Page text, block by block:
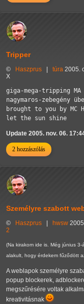
Tripper
© Haszprus túra 2005.
X
giga-mega-tripping MA
nagymaros-zebegény
brought to you by MC
let the sun shine
Update 2005. nov. 06.
2 hozzászólás
Személyre szabott
© Haszprus hwsw
2
(Na kirakom ide is. Még június
alakult, hogy érdekem fűződött
A weblapok személyre
popup blockerek,
megszűrésére voltak
kreativitásnak